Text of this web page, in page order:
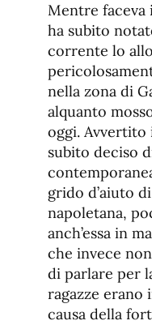
Mentre faceva
ha subito
corrente lo
nella zona di
alquanto
oggi. Avvertito
subito deciso
grido d’aiuto
napoletana,
anch’essa in
che invece
di parlare per
ragazze erano
causa della